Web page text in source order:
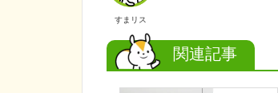
すまリス
関連記事